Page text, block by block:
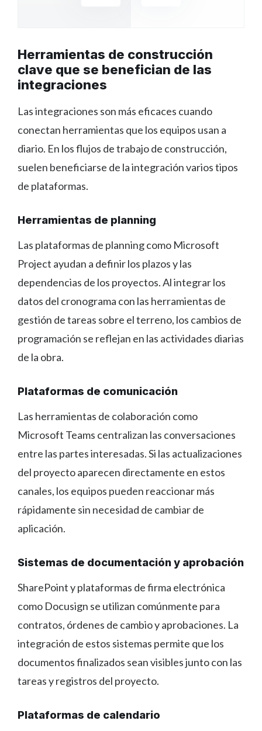
Herramientas de construcción
clave que se benefician de las
integraciones
Las integraciones son más eficaces cuando
conectan herramientas que los equipos usan a
diario. En los flujos de trabajo de construcción,
suelen beneficiarse de la integración varios tipos
de plataformas.
Herramientas de planning
Las plataformas de planning como Microsoft
Project ayudan a definir los plazos y las
dependencias de los proyectos. Al integrar los
datos del cronograma con las herramientas de
gestión de tareas sobre el terreno, los cambios de
programación se reflejan en las actividades diarias
de la obra.
Plataformas de comunicación
Las herramientas de colaboración como
Microsoft Teams centralizan las conversaciones
entre las partes interesadas. Si las actualizaciones
del proyecto aparecen directamente en estos
canales, los equipos pueden reaccionar más
rápidamente sin necesidad de cambiar de
aplicación.
Sistemas de documentación y aprobación
SharePoint y plataformas de firma electrónica
como Docusign se utilizan comúnmente para
contratos, órdenes de cambio y aprobaciones. La
integración de estos sistemas permite que los
documentos finalizados sean visibles junto con las
tareas y registros del proyecto.
Plataformas de calendario